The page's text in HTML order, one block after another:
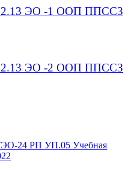
ЭО -1 ООП ППССЗ
ЭО -2 ООП ППССЗ
24 РП УП.05 Учебная